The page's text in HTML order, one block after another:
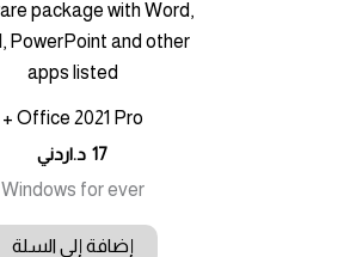
Office 2021 Pro +
17 د.اردني
Windows for ever
إضافة إلى السلة